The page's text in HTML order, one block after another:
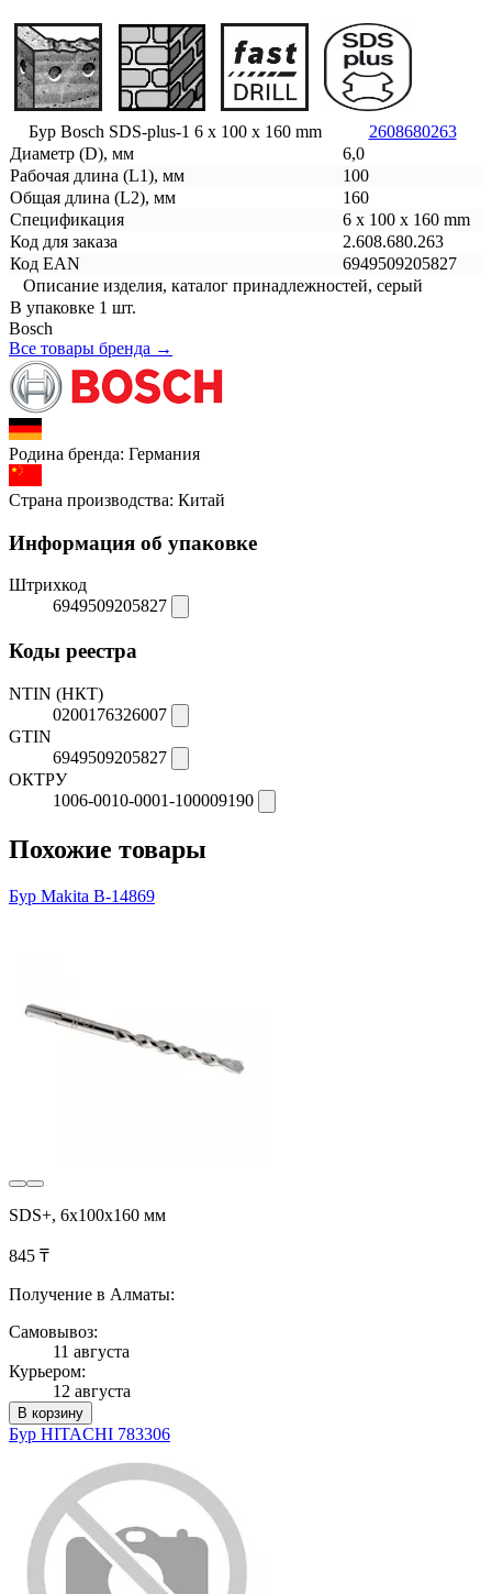
Бур Bosch SDS-plus-1 6 x 100 x 160 mm
2608680263
Диаметр (D), мм
6,0
Рабочая длина (L1), мм
100
Общая длина (L2), мм
160
Спецификация
6 x 100 x 160 mm
Код для заказа
2.608.680.263
Код EAN
6949509205827
Описание изделия, каталог принадлежностей, серый
В упаковке 1 шт.
Bosch
Все товары бренда →
Родина бренда: Германия
Страна производства: Китай
Информация об упаковке
Штрихкод
6949509205827
Коды реестра
NTIN (НКТ)
0200176326007
GTIN
6949509205827
ОКТРУ
1006-0010-0001-100009190
Похожие товары
Бур Makita B-14869
SDS+, 6x100х160 мм
845 ₸
Получение в Алматы:
Самовывоз:
11 августа
Курьером:
12 августа
В корзину
Бур HITACHI 783306